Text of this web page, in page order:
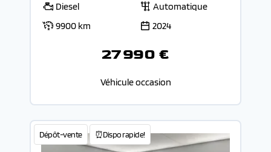
Diesel
Automatique
9900 km
2024
27 990 €
Véhicule occasion
Dépôt-vente ⏰Dispo rapide!